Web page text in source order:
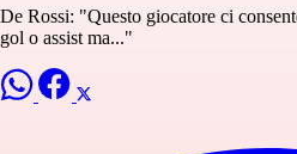
De Rossi: "Questo giocatore ci
gol o assist ma..."